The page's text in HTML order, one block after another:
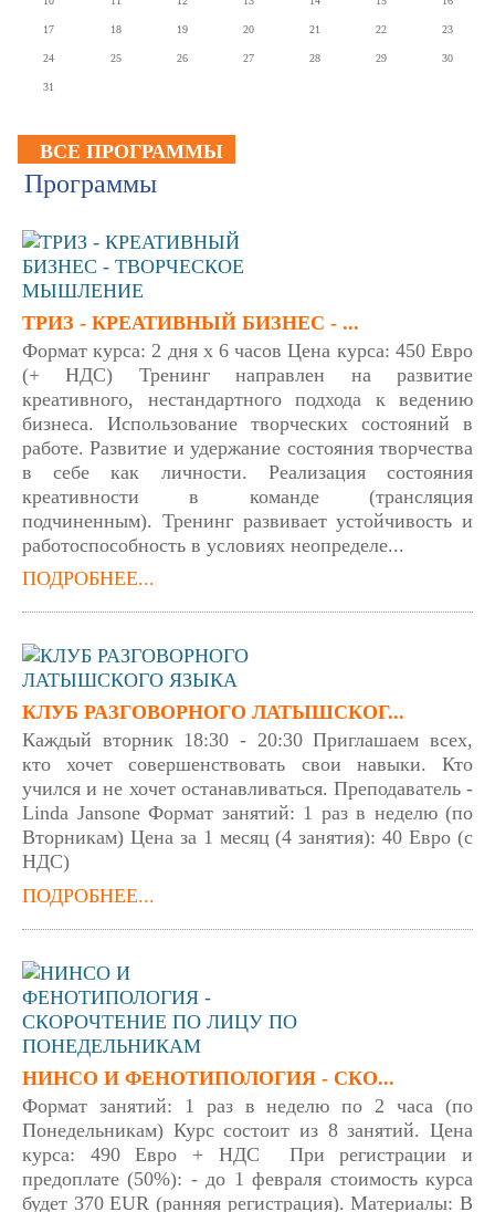
17 18 19 20 21 22 23
24 25 26 27 28 29 30
31
ВСЕ ПРОГРАММЫ
Программы
ТРИЗ - КРЕАТИВНЫЙ БИЗНЕС - ...
Формат курса: 2 дня х 6 часов Цена курса: 450 Евро
(+ НДС) Тренинг направлен на развитие
креативного, нестандартного подхода к ведению
бизнеса. Использование творческих состояний в
работе. Развитие и удержание состояния творчества
в себе как личности. Реализация состояния
креативности в команде (трансляция
подчиненным). Тренинг развивает устойчивость и
работоспособность в условиях неопределе...
ПОДРОБНЕЕ...
КЛУБ РАЗГОВОРНОГО ЛАТЫШСКОГ...
Каждый вторник 18:30 - 20:30 Приглашаем всех,
кто хочет совершенствовать свои навыки. Кто
учился и не хочет останавливаться. Преподаватель -
Linda Jansone Формат занятий: 1 раз в неделю (по
Вторникам) Цена за 1 месяц (4 занятия): 40 Евро (с
НДС)
ПОДРОБНЕЕ...
НИНСО И ФЕНОТИПОЛОГИЯ - СКО...
Формат занятий: 1 раз в неделю по 2 часа (по
Понедельникам) Курс состоит из 8 занятий. Цена
курса: 490 Евро + НДС При регистрации и
предоплате (50%): - до 1 февраля стоимость курса
будет 370 EUR (ранняя регистрация). Материалы: В